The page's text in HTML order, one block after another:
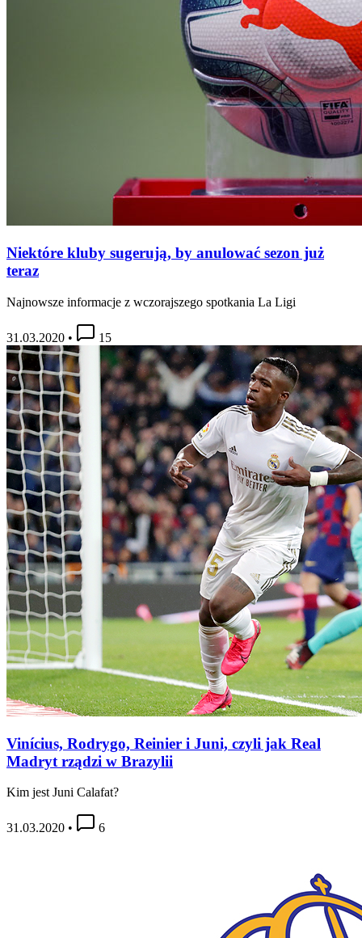
Niektóre kluby sugerują, by anulować sezon już
teraz
Najnowsze informacje z wczorajszego spotkania La Ligi
31.03.2020 • 15
Vinícius, Rodrygo, Reinier i Juni, czyli jak Real
Madryt rządzi w Brazylii
Kim jest Juni Calafat?
31.03.2020 • 6